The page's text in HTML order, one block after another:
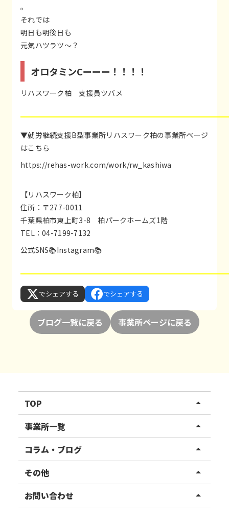
。
それでは
明日も明後日も
元気ハツラツ～？
オロタミンCーーー！！！！
リハスワーク柏 支援員ツバメ
▼就労継続支援B型事業所リハスワーク柏の事業所ページ
はこちら
https://rehas-work.com/work/rw_kashiwa
【リハスワーク柏】
住所：〒277-0011
千葉県柏市東上町3-8 柏パークホームズ1階
TEL：04-7199-7132
公式SNS📚Instagram📚
でシェアする でシェアする
ブログ一覧に戻る 事業所ページに戻る
TOP arrow_drop_up
リハスワーク
リハスファーム
事業所一覧 arrow_drop_up
関東エリア
東北エリア
甲信越エリア
コラム・ブログ arrow_drop_up
事業所ブログ
ご利用者様の声
その他 arrow_drop_up
お知らせ
お問い合わせ arrow_drop_up